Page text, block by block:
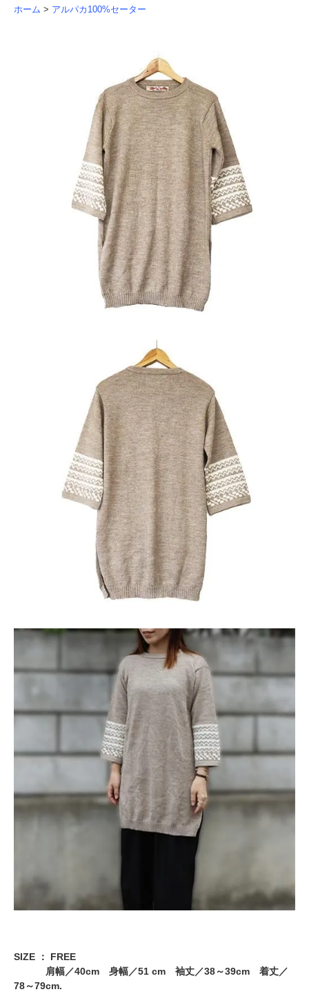
ホーム > アルパカ100%セーター
SIZE ： FREE
肩幅／40cm 身幅／51 cm 袖丈／38～39cm 着丈／
78～79cm.